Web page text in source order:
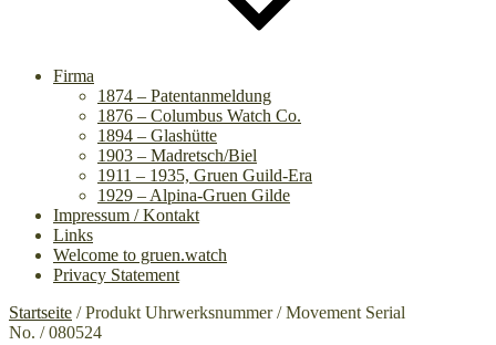
Firma
1874 – Patentanmeldung
1876 – Columbus Watch Co.
1894 – Glashütte
1903 – Madretsch/Biel
1911 – 1935, Gruen Guild-Era
1929 – Alpina-Gruen Gilde
Impressum / Kontakt
Links
Welcome to gruen.watch
Privacy Statement
Startseite / Produkt Uhrwerksnummer / Movement Serial
No. / 080524